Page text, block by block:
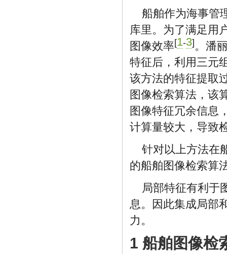
船舶作为海事管
库里。为了满足用
图像效率[1-3]。潘
特征后，利用三元
该方法的特征提取
图像检索算法，该
图像特征冗余信息
计算量较大，导致
针对以上方法在
的船舶图像检索算
局部特征有利于
息。因此集成局部
力。
1 船舶图像检